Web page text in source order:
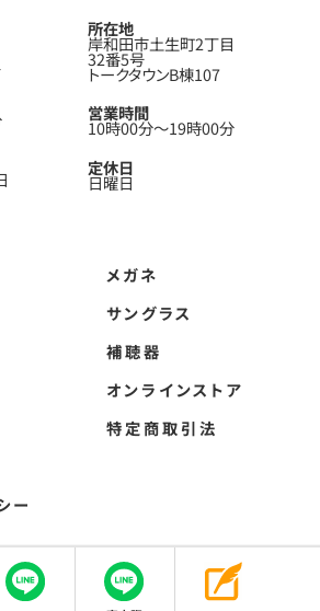
所在地
岸和田市土生町2丁目
32番5号
トークタウンB棟107
営業時間
10時00分〜19時00分
定休日
日曜日
ー
メガネ
サングラス
補聴器
オンラインストア
特定商取引法
ネのことならメガネのフクダ All Rights Reserved.